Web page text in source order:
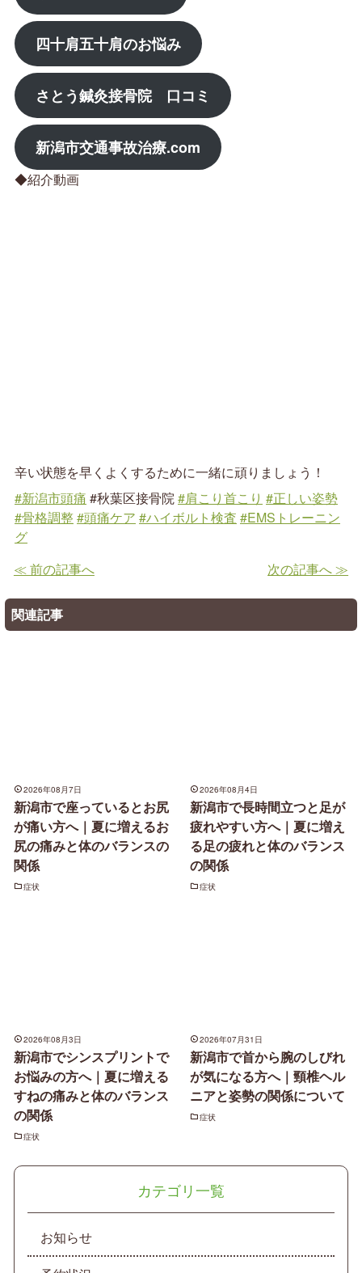
四十肩五十肩のお悩み
さとう鍼灸接骨院 口コミ
新潟市交通事故治療.com
◆紹介動画
辛い状態を早くよくするために一緒に頑りましょう！
#新潟市頭痛 #秋葉区接骨院#肩こり首こり #正しい姿勢
#骨格調整#頭痛ケア #ハイボルト検査 #EMSトレーニン
グ
≪ 前の記事へ
次の記事へ ≫
関連記事
2026年08月7日
新潟市で座っているとお尻
が痛い方へ｜夏に増えるお
尻の痛みと体のバランスの
関係
症状
2026年08月4日
新潟市で長時間立つと足が
疲れやすい方へ｜夏に増え
る足の疲れと体のバランス
の関係
症状
2026年08月3日
新潟市でシンスプリントで
お悩みの方へ｜夏に増える
すねの痛みと体のバランス
の関係
症状
2026年07月31日
新潟市で首から腕のしびれ
が気になる方へ｜頸椎ヘル
ニアと姿勢の関係について
症状
カテゴリ一覧
お知らせ